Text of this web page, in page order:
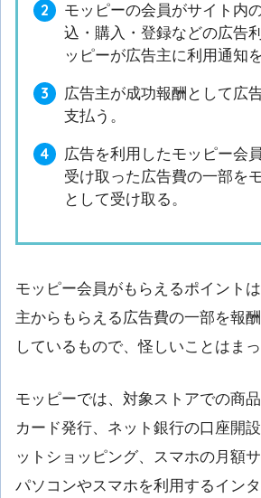
モッピーの会員がサイト内
込・購入・登録などの広告
ッピーが広告主に利用通知を
広告主が成功報酬として広
支払う。
広告を利用したモッピー会
受け取った広告費の一部を
として受け取る。
モッピー会員がもらえるポイント
主からもらえる広告費の一部を報
しているもので、怪しいことはま
モッピーでは、対象ストアでの商
カード発行、ネット銀行の口座開
ットショッピング、スマホの月額
パソコンやスマホを利用するイン